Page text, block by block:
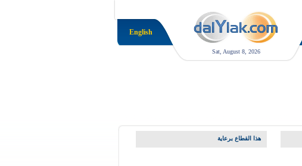
English
Sat, August 8, 2026
هذا القطاع برعاية